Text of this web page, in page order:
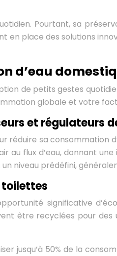
Pourtant, sa
place des solutions
d’eau
de petits gestes
globale et votre
et régulateurs
sa consommation
au flux d’eau, donnant
un niveau prédéfini,
toilettes
significative
être recyclées pour
jusqu’à 50% de la